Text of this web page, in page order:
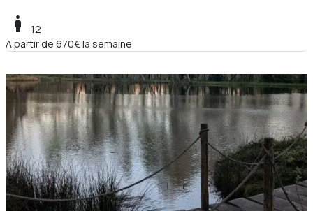
boy
12
A partir de 670€ la semaine